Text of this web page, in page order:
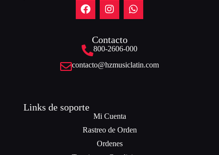
Contacto
800-2606-000
contacto@hzmusiclatin.com
Links de soporte
Mi Cuenta
Rastreo de Orden
Ordenes